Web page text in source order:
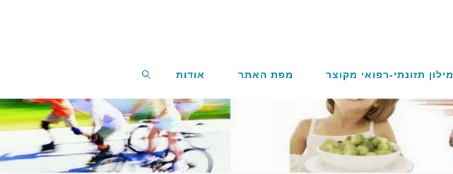
מילון תזונתי-רפואי מקוצר מפת האתר אודות
חפשו